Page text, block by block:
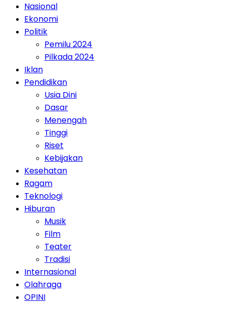
Nasional
Ekonomi
Politik
Pemilu 2024
Pilkada 2024
Iklan
Pendidikan
Usia Dini
Dasar
Menengah
Tinggi
Riset
Kebijakan
Kesehatan
Ragam
Teknologi
Hiburan
Musik
Film
Teater
Tradisi
Internasional
Olahraga
OPINI